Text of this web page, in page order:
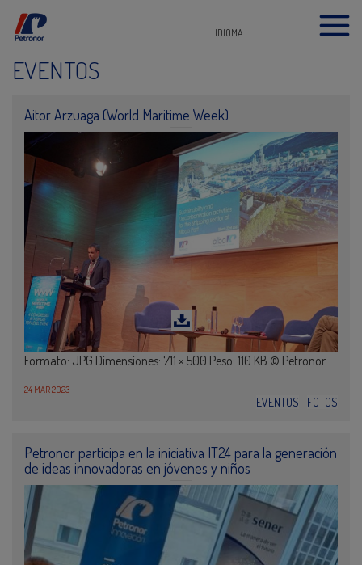
IDIOMA
EVENTOS
Aitor Arzuaga (World Maritime Week)
Formato: JPG Dimensiones: 711 × 500 Peso: 110 KB © Petronor
24 MAR 2023
EVENTOS FOTOS
Petronor participa en la iniciativa IT24 para la generación
de ideas innovadoras en jóvenes y niños